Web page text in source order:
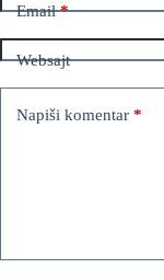
Email*
Websajt
Napiši komentar *